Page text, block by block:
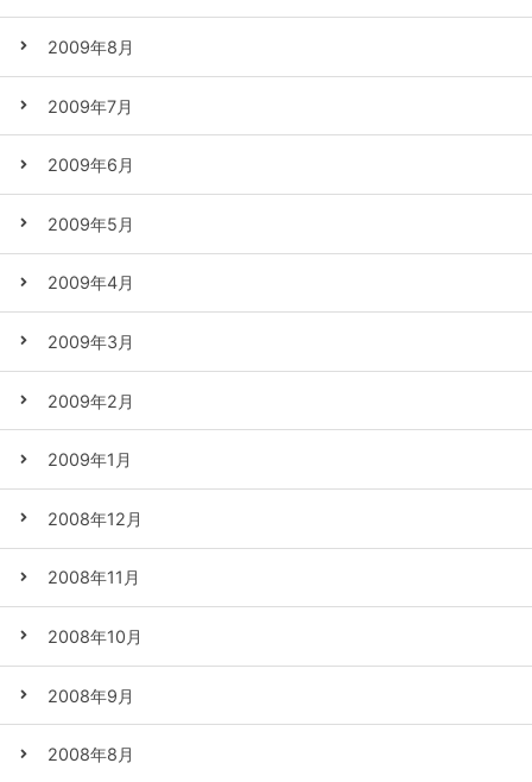
2009年8月
2009年7月
2009年6月
2009年5月
2009年4月
2009年3月
2009年2月
2009年1月
2008年12月
2008年11月
2008年10月
2008年9月
2008年8月